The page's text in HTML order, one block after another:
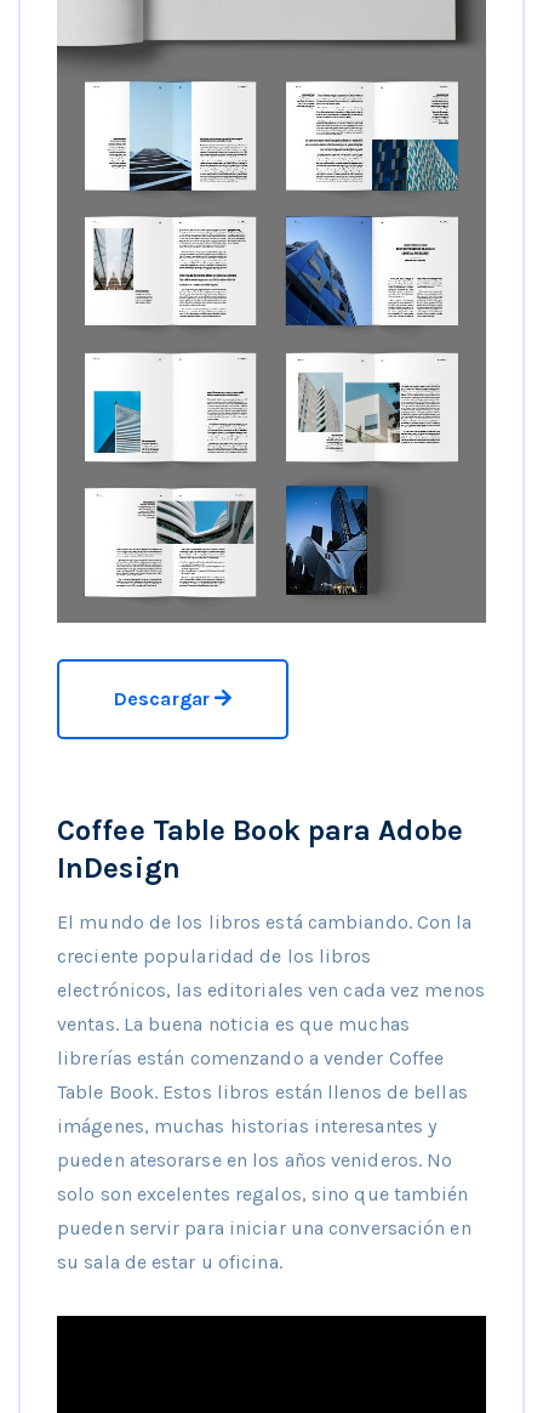
Descargar
Coffee Table Book para Adobe
InDesign
El mundo de los libros está cambiando. Con la
creciente popularidad de los libros
electrónicos, las editoriales ven cada vez menos
ventas. La buena noticia es que muchas
librerías están comenzando a vender Coffee
Table Book. Estos libros están llenos de bellas
imágenes, muchas historias interesantes y
pueden atesorarse en los años venideros. No
solo son excelentes regalos, sino que también
pueden servir para iniciar una conversación en
su sala de estar u oficina.